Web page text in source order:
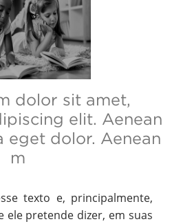
dolor sit amet,
elit. Aenean
eget dolor. Aenean
m
texto e, principalmente,
ele pretende dizer, em suas